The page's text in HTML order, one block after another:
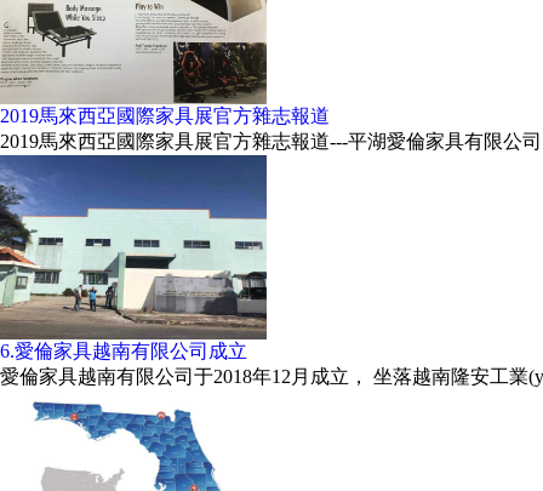
2019馬來西亞國際家具展官方雜志報道
2019馬來西亞國際家具展官方雜志報道---平湖愛倫家具有限公
6.愛倫家具越南有限公司成立
愛倫家具越南有限公司于2018年12月成立， 坐落越南隆安工業